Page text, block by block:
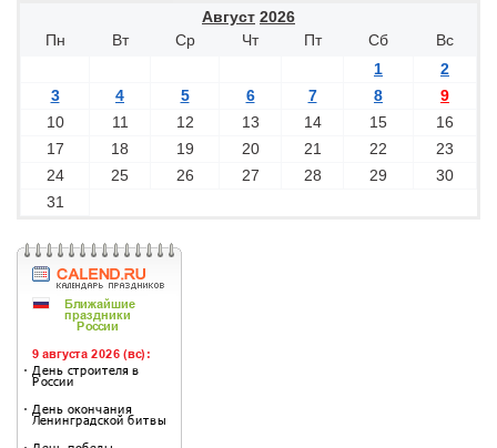
Август 2026
Пн
Вт Ср Чт Пт Сб
Вс
1
2
3
4 5 6 7 8
9
10
11 12 13 14 15
16
17
18 19 20 21 22
23
24
25 26 27 28 29
30
31